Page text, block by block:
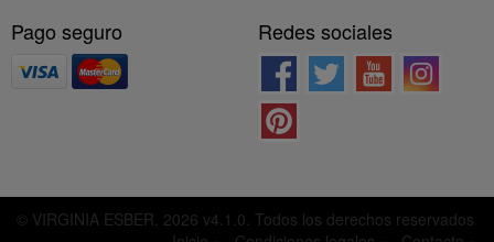
Pago seguro Redes sociales
© VIRGINIA ESBER, 2026 v4.1.0. Todos los derechos reservados